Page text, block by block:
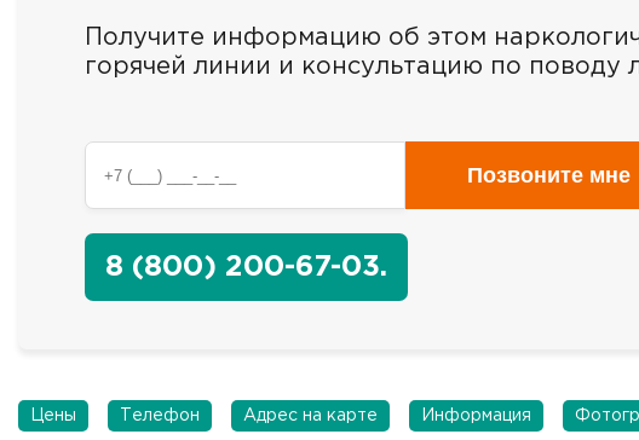
Получите информацию об этом
горячей линии и консультацию по поводу
8 (800) 200-67-03.
Позвоните мне
Цены Телефон Адрес на карте Информация